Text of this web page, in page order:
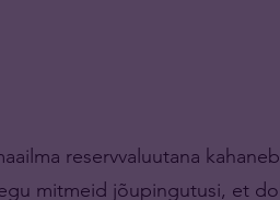
reservvaluutana
mitmeid jõupingutusi, et